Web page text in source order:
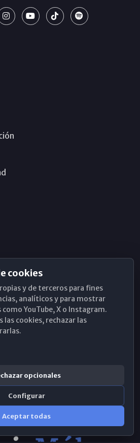
cookies
y de terceros para fines
analíticos y para mostrar
YouTube, X o Instagram.
las cookies, rechazar las
opcionales
Configurar
Aceptar todas